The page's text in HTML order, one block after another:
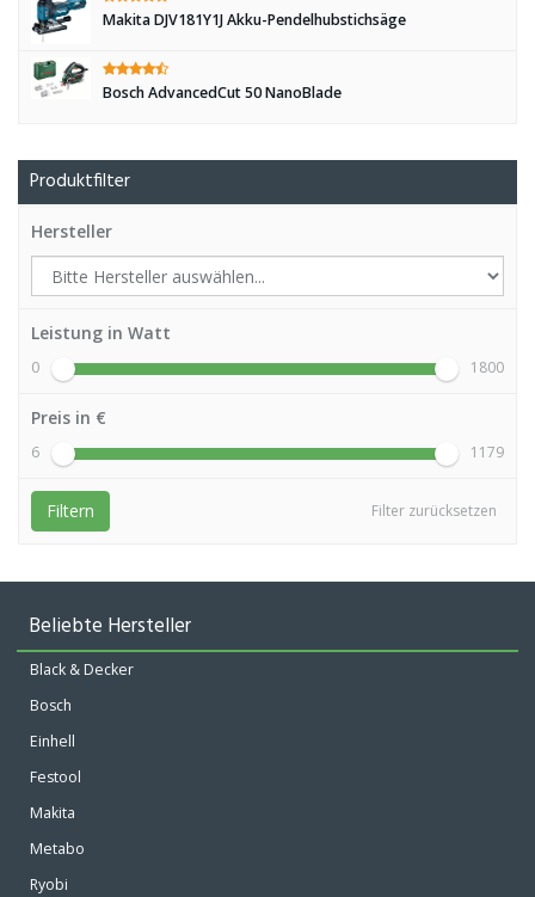
Makita DJV181Y1J Akku-Pendelhubstichsäge
Bosch AdvancedCut 50 NanoBlade
Produktfilter
Hersteller
Leistung in Watt
0 1800
Preis in €
6 1179
Filter zurücksetzen
Filtern
Beliebte Hersteller
Black & Decker
Bosch
Einhell
Festool
Makita
Metabo
Ryobi